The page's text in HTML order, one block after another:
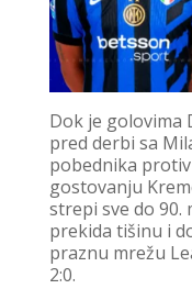
Dok je golovima
pred derbi sa
pobednika
gostovanju
strepi sve do 90.
prekida tišinu i
praznu mrežu
2:0.